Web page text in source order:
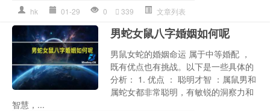
hk 01-29 0 339 文章列表
男蛇女鼠八字婚姻如何呢
男鼠女蛇的婚姻命运 属于中等婚配 ，
既有优点也有挑战。以下是一些具体的
分析： 1. 优点 ： 聪明才智 ：属鼠男和
属蛇女都非常聪明，有敏锐的洞察力和
智慧，...